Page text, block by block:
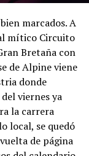
dos Cristais,
marcados. A
mítico Circuito
Bretaña con
de Alpine viene
donde
viernes ya
la carrera
local, se quedó
de página